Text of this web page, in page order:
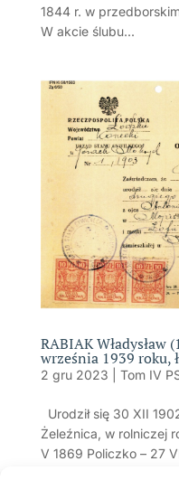
1844 r. w
W akcie ślubu...
RABIAK Władysław
września 1939 roku,
2 gru 2023 Tom IV
Urodził się 30 XII
Żeleźnica, w rolniczej
V 1869 Policzko – 27